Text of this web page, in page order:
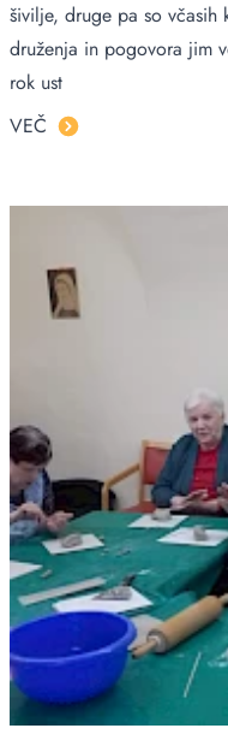
šivilje, druge pa so včasih
druženja in pogovora jim
rok ust
VEČ